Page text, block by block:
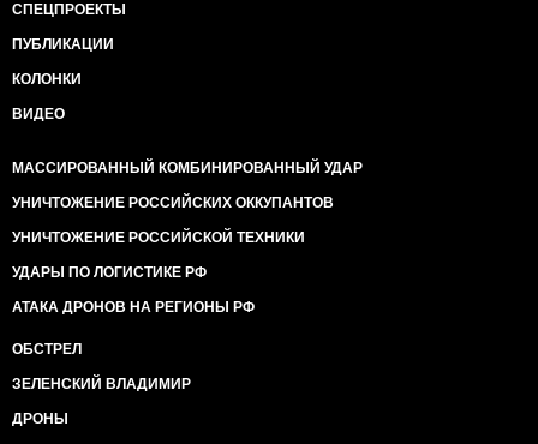
СПЕЦПРОЕКТЫ
ПУБЛИКАЦИИ
КОЛОНКИ
ВИДЕО
МАССИРОВАННЫЙ КОМБИНИРОВАННЫЙ УДАР
УНИЧТОЖЕНИЕ РОССИЙСКИХ ОККУПАНТОВ
УНИЧТОЖЕНИЕ РОССИЙСКОЙ ТЕХНИКИ
УДАРЫ ПО ЛОГИСТИКЕ РФ
АТАКА ДРОНОВ НА РЕГИОНЫ РФ
ОБСТРЕЛ
ЗЕЛЕНСКИЙ ВЛАДИМИР
ДРОНЫ